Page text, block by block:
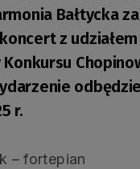
Bałtycka
z
r.
– fortepian